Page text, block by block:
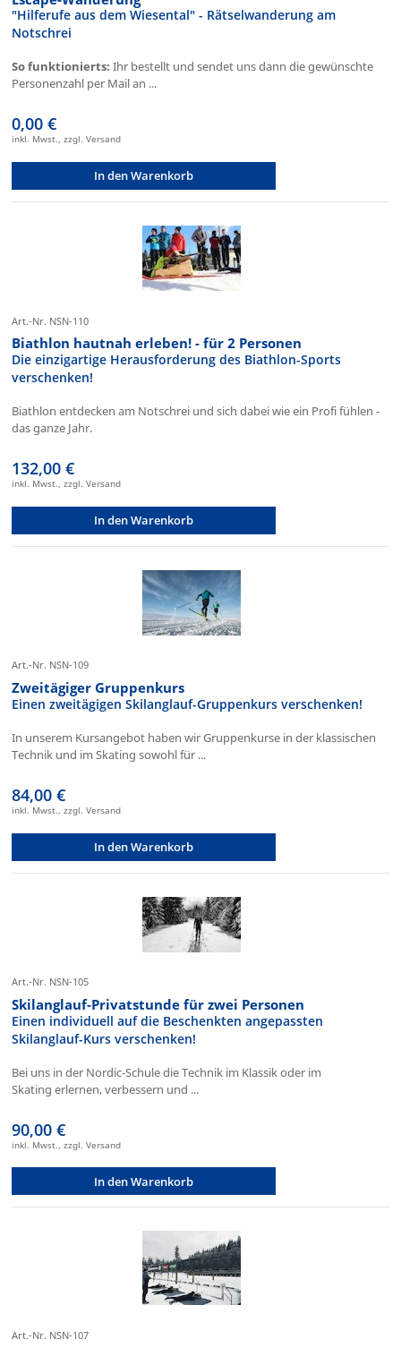
"Hilferufe aus dem Wiesental" - Rätselwanderung am
Notschrei
So funktionierts: Ihr bestellt und sendet uns dann die gewünschte
Personenzahl per Mail an ...
0,00 €
inkl. Mwst., zzgl. Versand
In den Warenkorb
Art.-Nr. NSN-110
Biathlon hautnah erleben! - für 2 Personen
Die einzigartige Herausforderung des Biathlon-Sports
verschenken!
Biathlon entdecken am Notschrei und sich dabei wie ein Profi fühlen -
das ganze Jahr.
132,00 €
inkl. Mwst., zzgl. Versand
In den Warenkorb
Art.-Nr. NSN-109
Zweitägiger Gruppenkurs
Einen zweitägigen Skilanglauf-Gruppenkurs verschenken!
In unserem Kursangebot haben wir Gruppenkurse in der klassischen
Technik und im Skating sowohl für ...
84,00 €
inkl. Mwst., zzgl. Versand
In den Warenkorb
Art.-Nr. NSN-105
Skilanglauf-Privatstunde für zwei Personen
Einen individuell auf die Beschenkten angepassten
Skilanglauf-Kurs verschenken!
Bei uns in der Nordic-Schule die Technik im Klassik oder im
Skating erlernen, verbessern und ...
90,00 €
inkl. Mwst., zzgl. Versand
In den Warenkorb
Art.-Nr. NSN-107